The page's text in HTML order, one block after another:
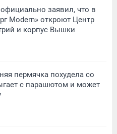
заявил, что в
Modern» откроют Центр
и корпус Вышки
пермячка похудела со
с парашютом и может